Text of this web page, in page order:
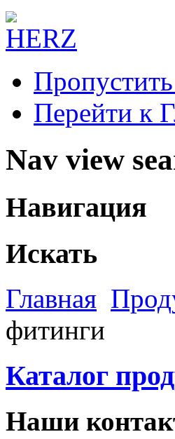
Перейти к
Nav view
Навигация
Искать
Главная
фитинги
Каталог
Наши